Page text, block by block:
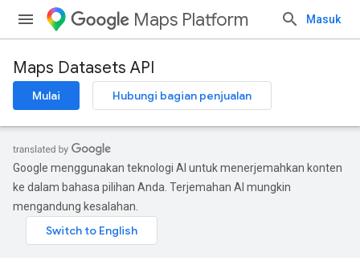
Maps Platform Masuk
Maps Datasets API
Mulai Hubungi bagian penjualan
Google menggunakan teknologi AI untuk menerjemahkan konten
ke dalam bahasa pilihan Anda. Terjemahan AI mungkin
mengandung kesalahan.